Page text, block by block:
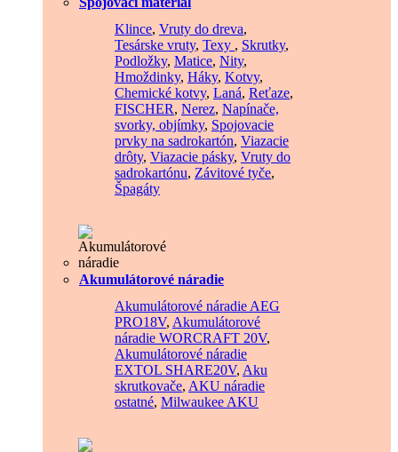
Klince, Vruty do dreva,
Tesárske vruty, Texy , Skrutky,
Podložky, Matice, Nity,
Hmoždinky, Háky, Kotvy,
Chemické kotvy, Laná, Reťaze,
FISCHER, Nerez, Napínače,
svorky, objímky, Spojovacie
prvky na sadrokartón, Viazacie
drôty, Viazacie pásky, Vruty do
sadrokartónu, Závitové tyče,
Špagáty
Akumulátorové náradie
Akumulátorové náradie AEG
PRO18V, Akumulátorové
náradie WORCRAFT 20V,
Akumulátorové náradie
EXTOL SHARE20V, Aku
skrutkovače, AKU náradie
ostatné, Milwaukee AKU